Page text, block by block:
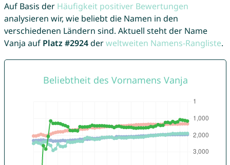
Auf Basis der Häufigkeit positiver Bewertungen
analysieren wir, wie beliebt die Namen in den
verschiedenen Ländern sind. Aktuell steht der Name
Vanja auf Platz #2924derweltweiten Namens-Rangliste.